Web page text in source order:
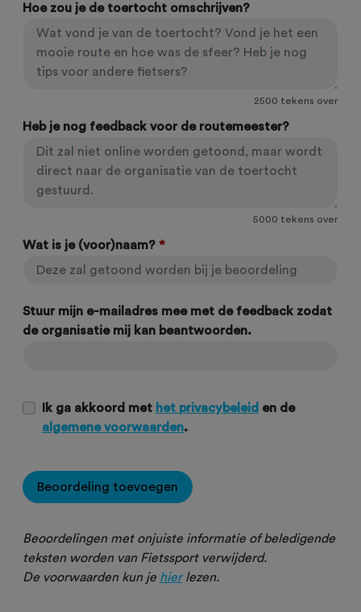
Hoe zou je de toertocht omschrijven?
2500 tekens over
Heb je nog feedback voor de routemeester?
5000 tekens over
Wat is je (voor)naam? *
Stuur mijn e-mailadres mee met de feedback zodat
de organisatie mij kan beantwoorden.
Ik ga akkoord met het privacybeleid en de
algemene voorwaarden.
Beoordeling toevoegen
Beoordelingen met onjuiste informatie of beledigende
teksten worden van Fietssport verwijderd.
De voorwaarden kun je hierlezen.